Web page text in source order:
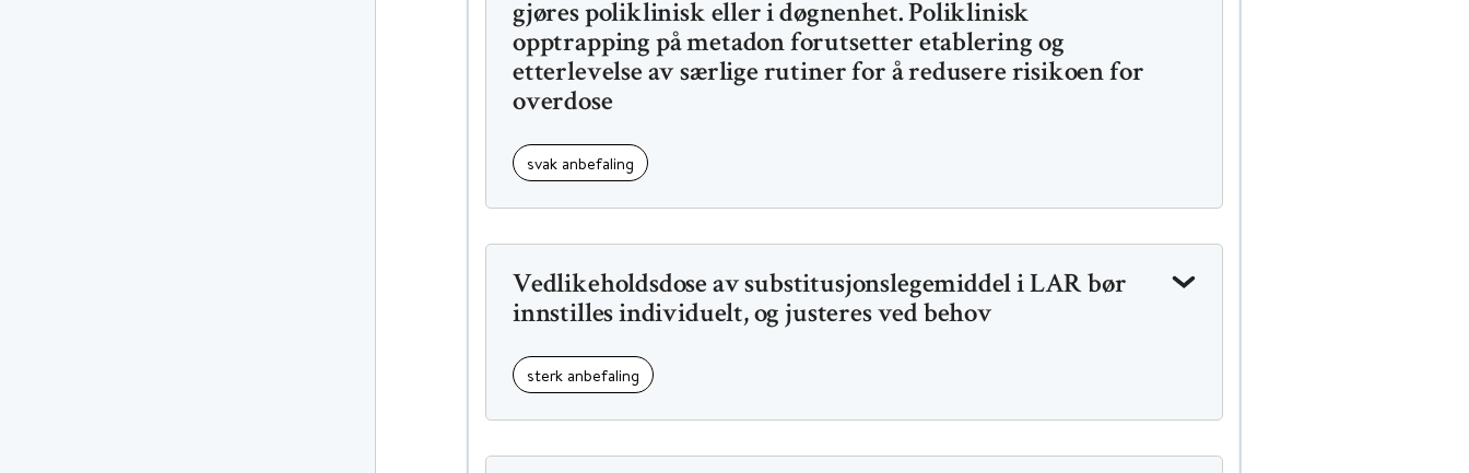
gjøres poliklinisk eller i døgnenhet. Poliklinisk
opptrapping på metadon forutsetter etablering og
etterlevelse av særlige rutiner for å redusere risikoen for
overdose
svak anbefaling
Vedlikeholdsdose av substitusjonslegemiddel i LAR bør
innstilles individuelt, og justeres ved behov
sterk anbefaling